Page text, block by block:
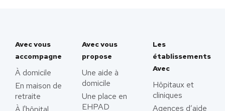
Avec vous
accompagne
À domicile
En maison de
retraite
Avec vous
propose
Une aide à
domicile
Une place en
EHPAD
Les
établissements
Avec
Hôpitaux et
cliniques
Agences d’aide